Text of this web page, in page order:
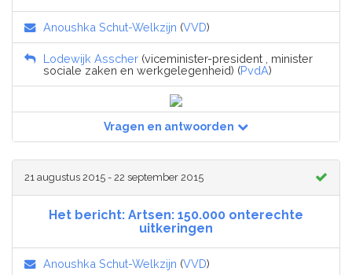
Anoushka Schut-Welkzijn (VVD)
Lodewijk Asscher (viceminister-president , minister
sociale zaken en werkgelegenheid) (PvdA)
Vragen en antwoorden
21 augustus 2015 - 22 september 2015
Het bericht: Artsen: 150.000 onterechte
uitkeringen
Anoushka Schut-Welkzijn (VVD)